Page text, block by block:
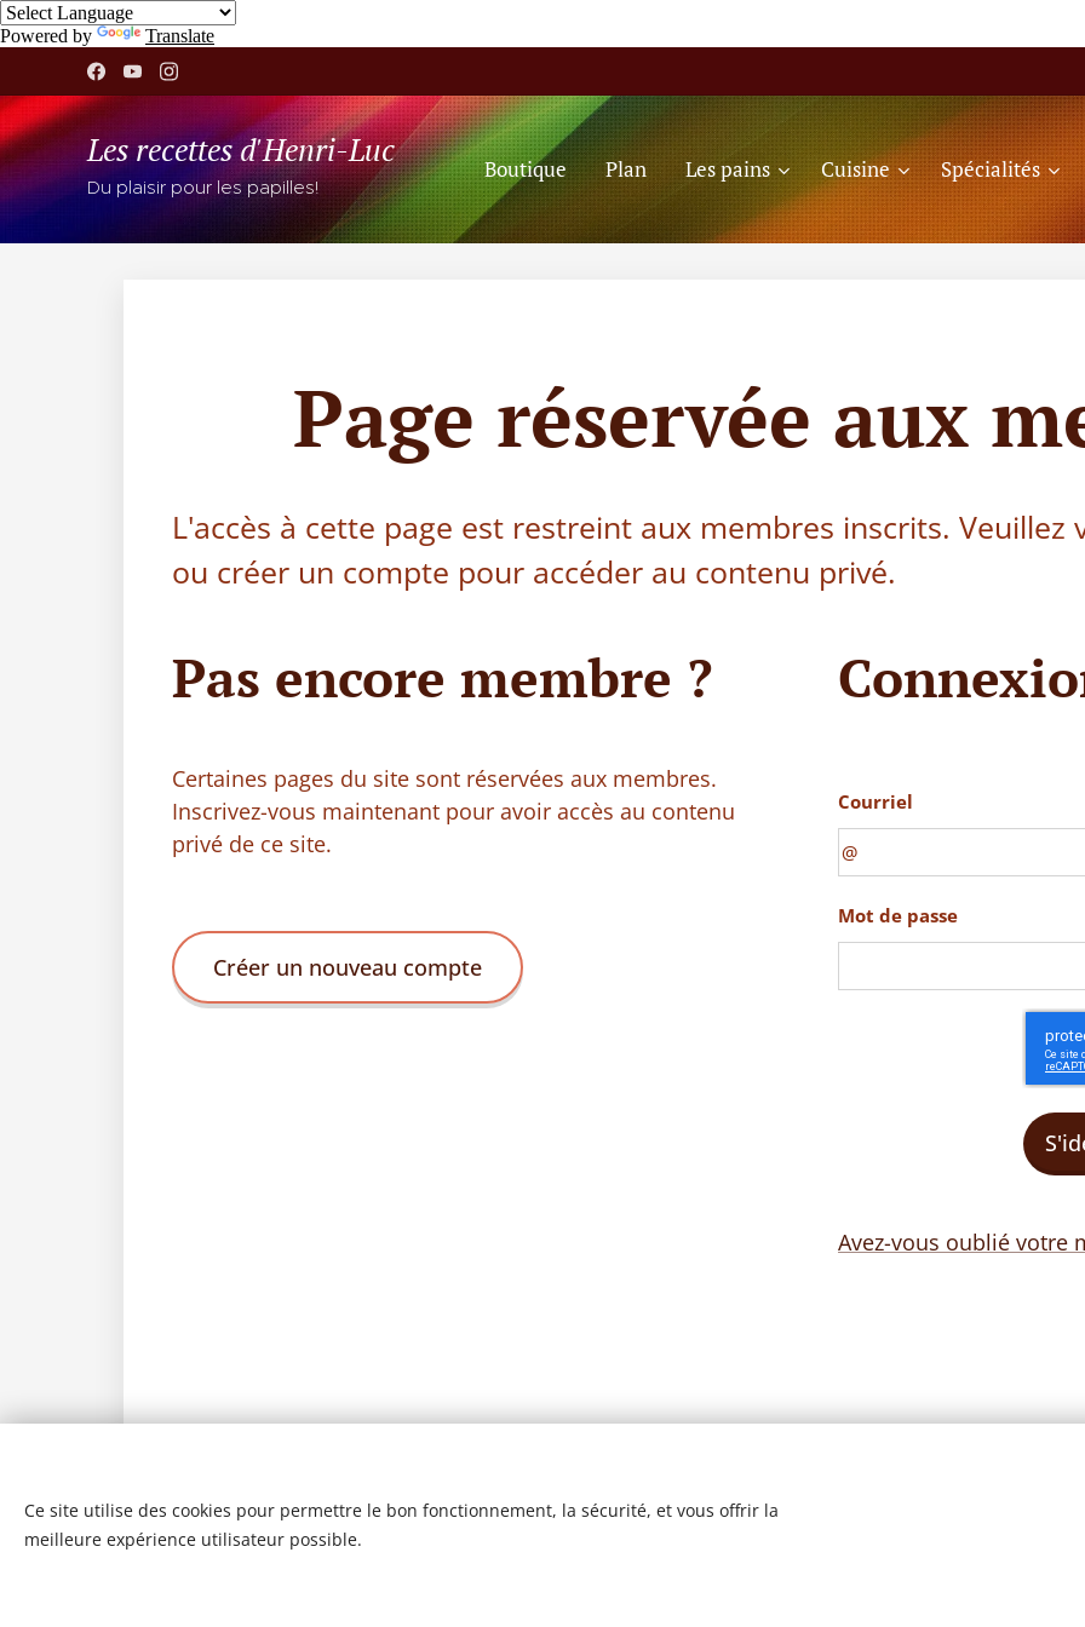
Powered by Translate
Les recettes d'Henri-Luc
Du plaisir pour les papilles!
Boutique Plan Les pains Cuisine Spécialités
Page réservée aux
L'accès à cette page est restreint aux membres inscrits. Veuillez
ou créer un compte pour accéder au contenu privé.
Pas encore membre ?
Certaines pages du site sont réservées aux membres.
Inscrivez-vous maintenant pour avoir accès au contenu
privé de ce site.
Créer un nouveau compte
Courriel
Mot de passe
Avez-vous oublié votre
Ce site utilise des cookies pour permettre le bon fonctionnement, la sécurité, et vous offrir la
meilleure expérience utilisateur possible.